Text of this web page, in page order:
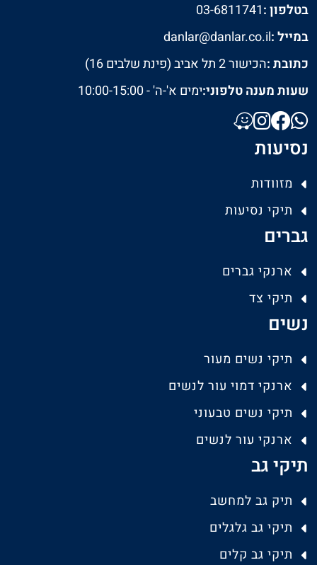
בטלפון :03-6811741
במייל :danlar@danlar.co.il
כתובת :הכישור 2 תל אביב (פינת שלבים 16)
שעות מענה טלפוני:ימים א'-ה' - 10:00-15:00
נסיעות
מזוודות
תיקי נסיעות
גברים
ארנקי גברים
תיקי צד
נשים
תיקי נשים מעור
ארנקי דמוי עור לנשים
תיקי נשים טבעוני
ארנקי עור לנשים
תיקי גב
תיק גב למחשב
תיקי גב גלגלים
תיקי גב קלים